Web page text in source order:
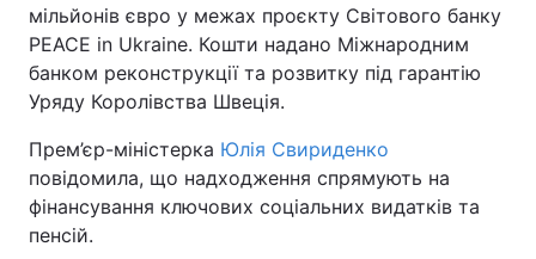
Україна Політика
Економіка Світ
Техно і зв'язок Лайт
Зброя
мільйонів євро у межах проєкту Світового банку
PEACE in Ukraine. Кошти надано Міжнародним
банком реконструкції та розвитку під гарантію
Уряду Королівства Швеція.
Прем’єр-міністерка Юлія Свириденко
повідомила, що надходження спрямують на
фінансування ключових соціальних видатків та
пенсій.